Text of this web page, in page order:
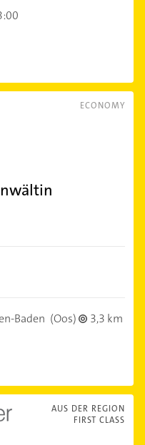
ECONOMY
Baden (Oos)
3,3 km
AUS DER REGION
FIRST CLASS